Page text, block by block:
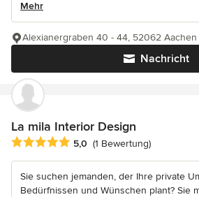
Mehr
Nachricht
Alexianergraben 40 - 44, 52062 Aachen
La mila Interior Design
Durchschnittliche Bewertung: 5 von 5
5,0 (1 Bewertung)
Sie suchen jemanden, der Ihre private
Bedürfnissen und Wünschen plant? Sie